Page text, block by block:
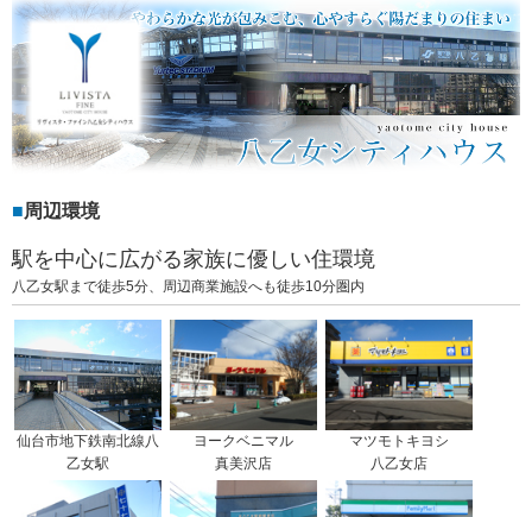
周辺環境
駅を中心に広がる家族に優しい住環境
八乙女駅まで徒歩5分、周辺商業施設へも徒歩10分圏内
仙台市地下鉄南北線八
乙女駅
ヨークベニマル
真美沢店
マツモトキヨシ
八乙女店